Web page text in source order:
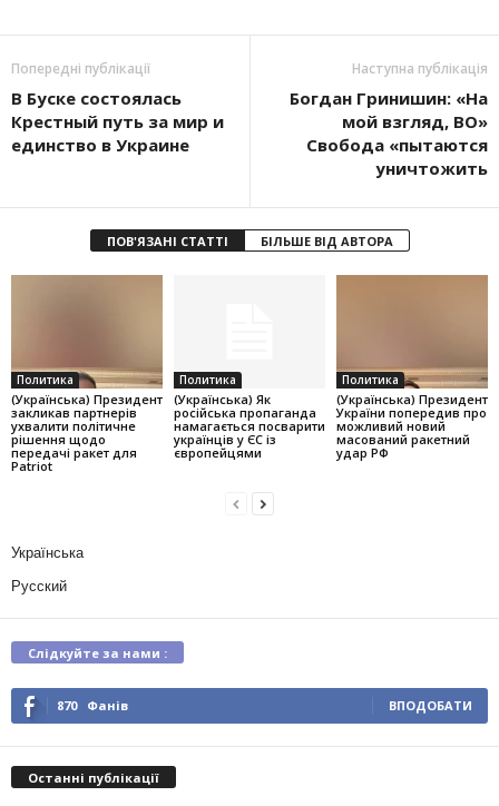
Попередні публікації
В Буске состоялась
Крестный путь за мир и
единство в Украине
Наступна публікація
Богдан Гринишин: «На
мой взгляд, ВО»
Свобода «пытаются
уничтожить
ПОВ'ЯЗАНІ СТАТТІ БІЛЬШЕ ВІД АВТОРА
Политика
(Українська) Президент
закликав партнерів
ухвалити політичне
рішення щодо
передачі ракет для
Patriot
Политика
(Українська) Як
російська пропаганда
намагається посварити
українців у ЄС із
європейцями
Политика
(Українська) Президент
України попередив про
можливий новий
масований ракетний
удар РФ
Українська
Русский
Слідкуйте за нами :
870 Фанів ВПОДОБАТИ
Останні публікації